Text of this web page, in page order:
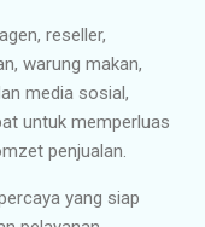
reseller,
warung makan,
media sosial,
untuk memperluas
penjualan.
yang siap